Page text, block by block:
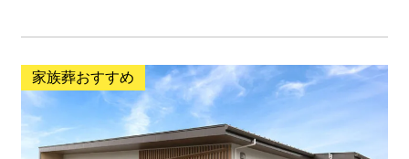
家族葬おすすめ